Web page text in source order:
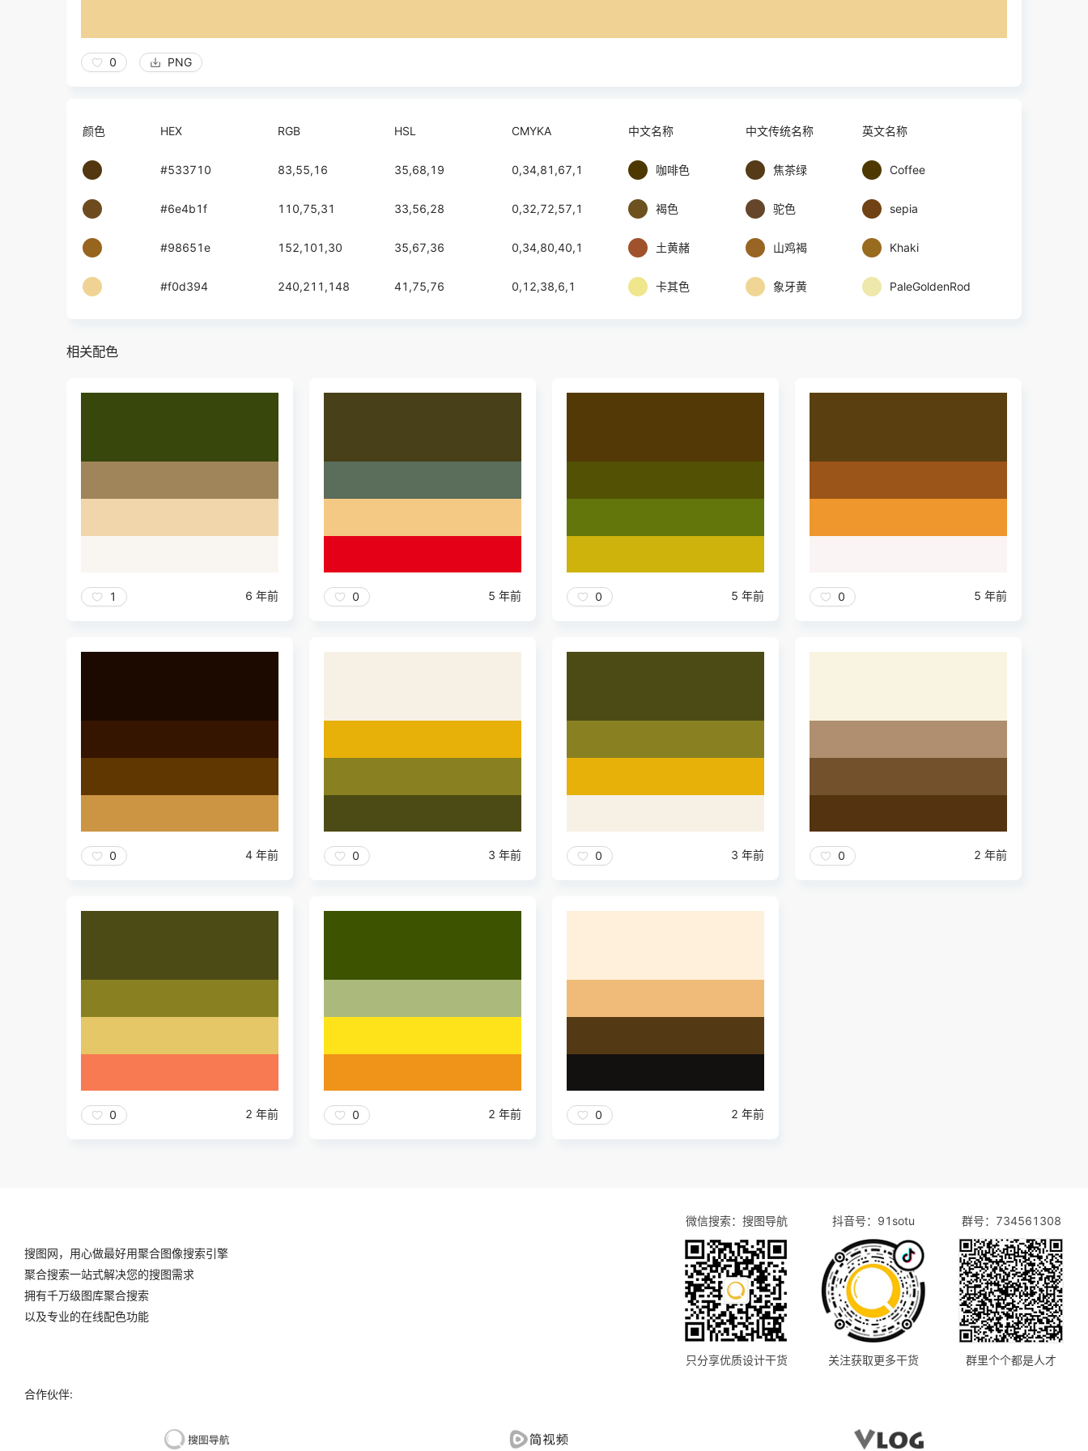
0 PNG
颜色 HEX RGB HSL CMYKA 中文名称 中文传统名称 英文名称
#533710 83,55,16 35,68,19 0,34,81,67,1 咖啡色 焦茶绿 Coffee
#6e4b1f 110,75,31 33,56,28 0,32,72,57,1 褐色 驼色 sepia
#98651e 152,101,30 35,67,36 0,34,80,40,1 土黄赭 山鸡褐 Khaki
#f0d394 240,211,148 41,75,76 0,12,38,6,1 卡其色 象牙黄 PaleGoldenRod
相关配色
1 6 年前 0 5 年前 0 5 年前 0 5 年前
0 4 年前 0 3 年前 0 3 年前 0 2 年前
0 2 年前 0 2 年前 0 2 年前
搜图网，用心做最好用聚合图像搜索引擎
聚合搜索一站式解决您的搜图需求
拥有千万级图库聚合搜索
以及专业的在线配色功能
微信搜索：搜图导航
只分享优质设计干货
抖音号：91sotu
关注获取更多干货
群号：734561308
群里个个都是人才
合作伙伴: